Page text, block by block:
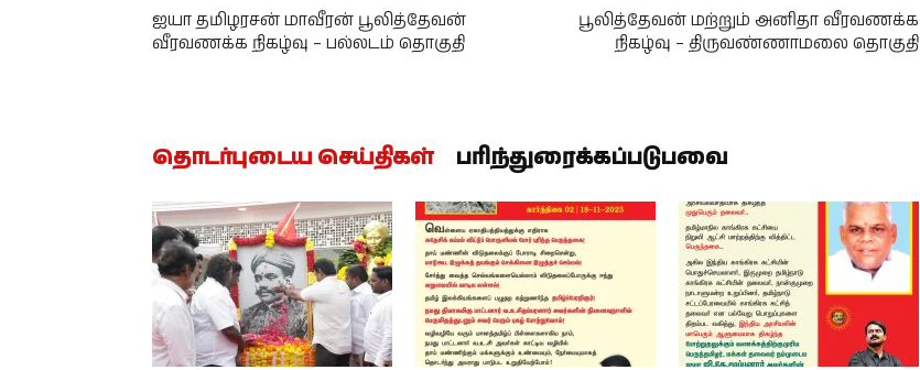
ஐயா தமிழரசன் மாவீரன் பூலித்தேவன்
வீரவணக்க நிகழ்வு – பல்லடம் தொகுதி
பூலித்தேவன் மற்றும் அனிதா வீரவணக்க
நிகழ்வு – திருவண்ணாமலை தொகுதி
தொடர்புடைய செய்திகள் பரிந்துரைக்கப்படுபவை